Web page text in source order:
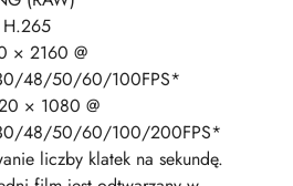
× 2160 @
48/50/60/100FPS*
× 1080 @
48/50/60/100/200FPS*
liczby klatek na sekundę.